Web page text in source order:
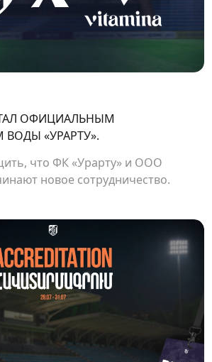
ОФИЦИАЛЬНЫМ
«УРАРТУ».
что ФК «Урарту» и ООО
новое сотрудничество.